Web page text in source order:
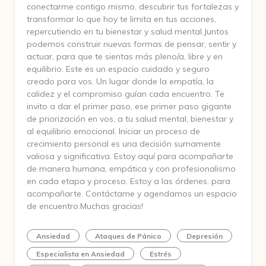
conectarme contigo mismo, descubrir tus fortalezas y
transformar lo que hoy te limita en tus acciones,
repercutiendo en tu bienestar y salud mental.Juntos
podemos construir nuevas formas de pensar, sentir y
actuar, para que te sientas más pleno/a, libre y en
equilibrio. Este es un espacio cuidado y seguro
creado para vos. Un lugar donde la empatía, la
calidez y el compromiso guían cada encuentro. Te
invito a dar el primer paso, ese primer paso gigante
de priorización en vos, a tu salud mental, bienestar y
al equilibrio emocional. Iniciar un proceso de
crecimiento personal es una decisión sumamente
valiosa y significativa. Estoy aquí para acompañarte
de manera humana, empática y con profesionalismo
en cada etapa y proceso. Estoy a las órdenes. para
acompañarte. Contáctame y agendamos un espacio
de encuentro.Muchas gracias!
Ansiedad Ataques de Pánico
Depresión
Especialista en Ansiedad
Estrés